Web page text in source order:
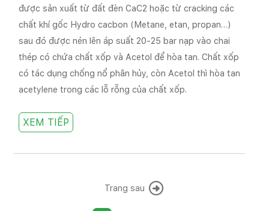
được sản xuất từ đất đèn CaC2 hoặc từ cracking các
chất khí gốc Hydro cacbon (Metane, etan, propan…)
sau đó được nén lên áp suất 20-25 bar nạp vào chai
thép có chứa chất xốp và Acetol để hòa tan. Chất xốp
có tác dụng chống nổ phân hủy, còn Acetol thì hòa tan
acetylene trong các lỗ rỗng của chất xốp.
XEM TIẾP
Trang sau